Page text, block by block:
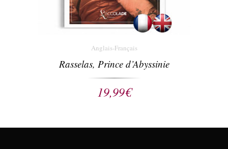
Anglais-Français
Rasselas, Prince d’Abyssinie
19,99€